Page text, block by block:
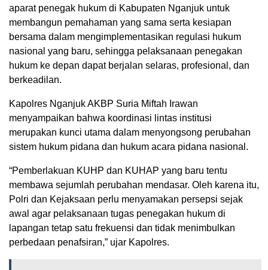
aparat penegak hukum di Kabupaten Nganjuk untuk
membangun pemahaman yang sama serta kesiapan
bersama dalam mengimplementasikan regulasi hukum
nasional yang baru, sehingga pelaksanaan penegakan
hukum ke depan dapat berjalan selaras, profesional, dan
berkeadilan.
Kapolres Nganjuk AKBP Suria Miftah Irawan
menyampaikan bahwa koordinasi lintas institusi
merupakan kunci utama dalam menyongsong perubahan
sistem hukum pidana dan hukum acara pidana nasional.
“Pemberlakuan KUHP dan KUHAP yang baru tentu
membawa sejumlah perubahan mendasar. Oleh karena itu,
Polri dan Kejaksaan perlu menyamakan persepsi sejak
awal agar pelaksanaan tugas penegakan hukum di
lapangan tetap satu frekuensi dan tidak menimbulkan
perbedaan penafsiran,” ujar Kapolres.